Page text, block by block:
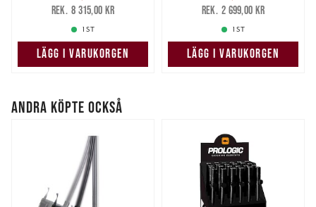
8 315,00 kr
8 315,00 kr
1 ST
LÄGG I VARUKORGEN
2 699,00 kr
2 699,00 kr
1 ST
LÄGG I VARUKORGEN
ANDRA KÖPTE OCKSÅ